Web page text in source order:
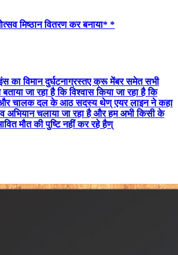
मिष्ठान वितरण कर बनाया* *
का विमान दुर्घटनाग्रस्तए क्रू मेंबर समेत सभी
जा रहा है कि विश्वास किया जा रहा है कि
और चालक दल के आठ सदस्य थेण् एयर लाइन ने कहा
अभियान चलाया जा रहा है और हम अभी किसी के
मौत की पुष्टि नहीं कर रहे हैण्